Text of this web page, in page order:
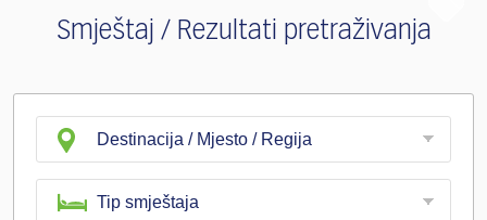
Smještaj / Rezultati pretraživanja